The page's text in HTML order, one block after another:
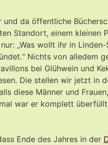
da öffentliche
Standort, einem kleinen
„Was wollt ihr in
Nichts von alledem
bei Glühwein und
Die stellen wir jetzt in
diese Männer und
war er komplett
Ende des Jahres in der